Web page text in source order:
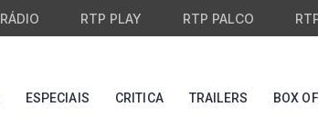
RÁDIO RTP PLAY RTP PALCO
ESPECIAIS CRITICA TRAILERS BOX